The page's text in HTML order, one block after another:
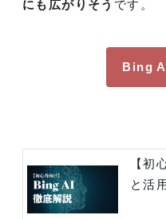
にも広がりそう です。
Bing
【初
と活